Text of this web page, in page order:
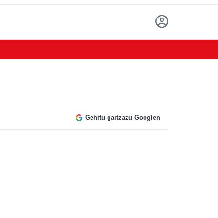
Gehitu gaitzazu Googlen